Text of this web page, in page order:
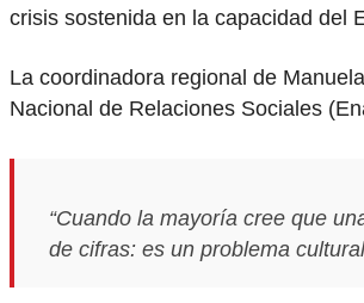
crisis sostenida en la capacidad del
La coordinadora regional de
Nacional de Relaciones Sociales
“Cuando la mayoría cree que
de cifras: es un problema